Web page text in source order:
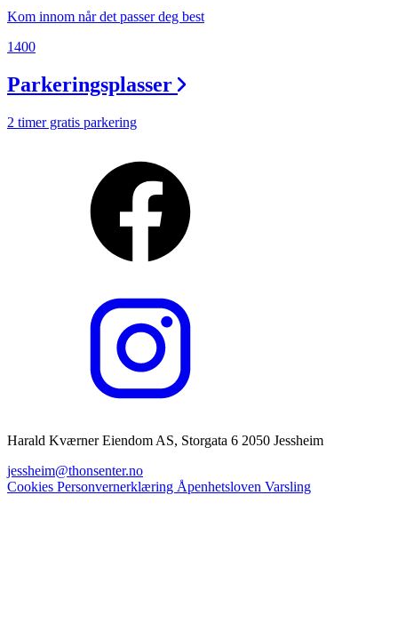
Kom innom når det passer deg best
1400
Parkeringsplasser
2 timer gratis parkering
Harald Kværner Eiendom AS, Storgata 6 2050 Jessheim
jessheim@thonsenter.no
Cookies Personvernerklæring Åpenhetsloven Varsling